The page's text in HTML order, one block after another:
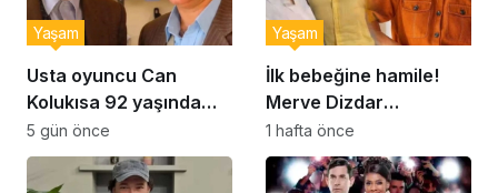
Usta oyuncu Can
Kolukısa 92 yaşında
hayatını kaybetti
Yaşam
5 gün önce
İlk bebeğine hamile!
Merve Dizdar
sessizliğini bozdu: ‘İsim
bulmak çok zor’
Yaşam
1 hafta önce